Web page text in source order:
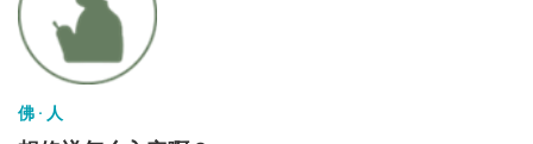
佛 · 人